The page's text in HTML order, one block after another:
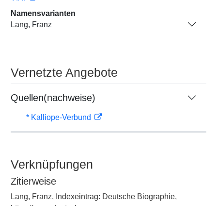
Namensvarianten
Lang, Franz
Vernetzte Angebote
Quellen(nachweise)
* Kalliope-Verbund
Verknüpfungen
Zitierweise
Lang, Franz, Indexeintrag: Deutsche Biographie,